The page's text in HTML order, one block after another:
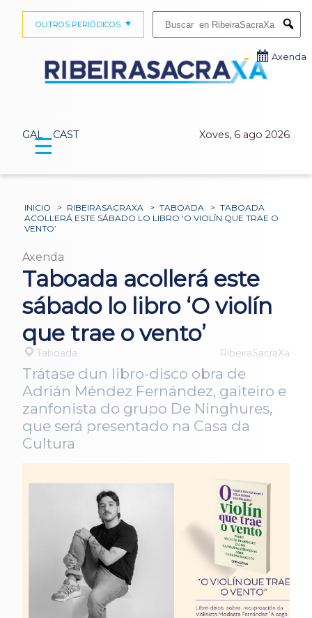
GAL CAST Xoves, 6 ago 2026
OUTROS PERIÓDICOS
Axenda
☰
INICIO > RIBEIRASACRAXA > TABOADA > TABOADA
ACOLLERÁ ESTE SÁBADO LO LIBRO ‘O VIOLÍN QUE TRAE O
VENTO’
Axenda
Taboada acollerá este
sábado lo libro ‘O violín
que trae o vento’
Taboada RibeiraSacraXa
Trátase dun libro-disco obra de
Adrián Méndez Fernández, gaiteiro e
zanfonista do grupo De Ninghures,
que será presentado na Casa da
Cultura